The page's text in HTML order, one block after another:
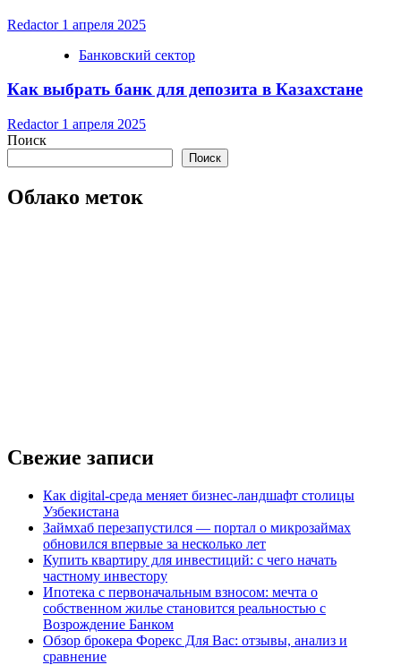
Redactor 1 апреля 2025
Банковский сектор
Как выбрать банк для депозита в Казахстане
Redactor 1 апреля 2025
Поиск
Поиск
Облако меток
Свежие записи
Как digital-среда меняет бизнес-ландшафт столицы
Узбекистана
Займхаб перезапустился — портал о микрозаймах
обновился впервые за несколько лет
Купить квартиру для инвестиций: с чего начать
частному инвестору
Ипотека с первоначальным взносом: мечта о
собственном жилье становится реальностью с
Возрождение Банком
Обзор брокера Форекс Для Вас: отзывы, анализ и
сравнение